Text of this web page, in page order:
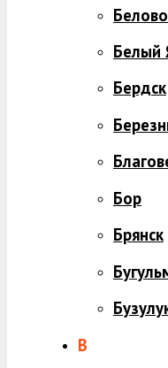
Белово
Белый
Бердск
Бор
Брянск
В